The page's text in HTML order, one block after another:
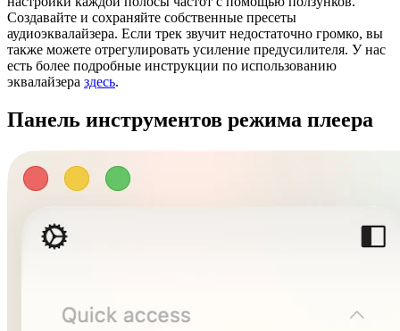
Создавайте и сохраняйте собственные пресеты
аудиоэквалайзера. Если трек звучит недостаточно громко, вы
также можете отрегулировать усиление предусилителя. У нас
есть более подробные инструкции по использованию
эквалайзера здесь.
Панель инструментов режима плеера